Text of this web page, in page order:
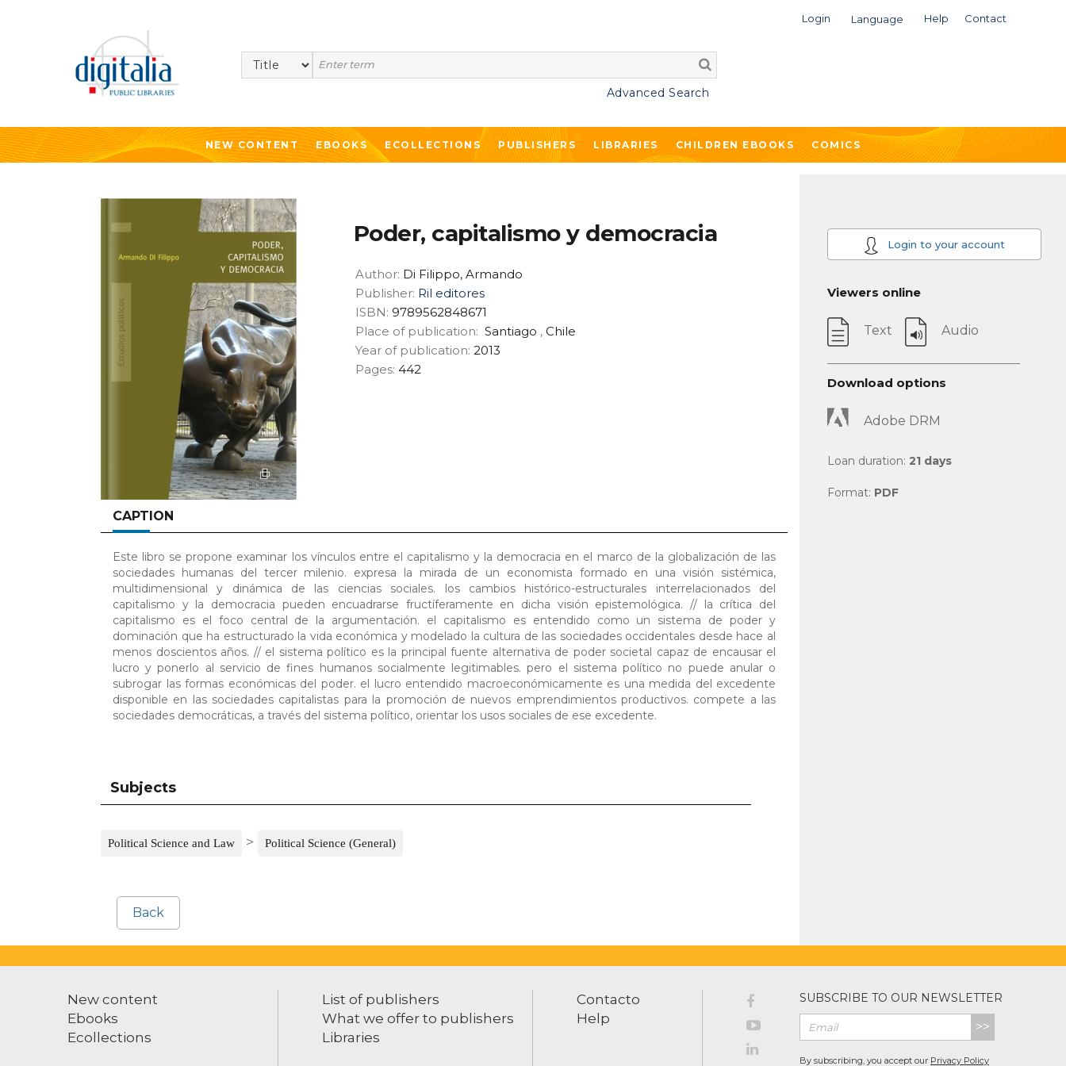
Login Language Help Contact
Search
Advanced Search
NEW CONTENT EBOOKS ECOLLECTIONS PUBLISHERS LIBRARIES CHILDREN EBOOKS COMICS
Poder, capitalismo y democracia
Author: Di Filippo, Armando
Publisher: Ril editores
ISBN: 9789562848671
Place of publication: Santiago , Chile
Year of publication: 2013
Pages: 442
CAPTION
Este libro se propone examinar los vínculos entre el capitalismo y la democracia en el marco de la globalización de las
sociedades humanas del tercer milenio. expresa la mirada de un economista formado en una visión sistémica,
multidimensional y dinámica de las ciencias sociales. los cambios histórico-estructurales interrelacionados del
capitalismo y la democracia pueden encuadrarse fructíferamente en dicha visión epistemológica. // la crítica del
capitalismo es el foco central de la argumentación. el capitalismo es entendido como un sistema de poder y
dominación que ha estructurado la vida económica y modelado la cultura de las sociedades occidentales desde hace al
menos doscientos años. // el sistema político es la principal fuente alternativa de poder societal capaz de encausar el
lucro y ponerlo al servicio de fines humanos socialmente legitimables. pero el sistema político no puede anular o
subrogar las formas económicas del poder. el lucro entendido macroeconómicamente es una medida del excedente
disponible en las sociedades capitalistas para la promoción de nuevos emprendimientos productivos. compete a las
sociedades democráticas, a través del sistema político, orientar los usos sociales de ese excedente.
Subjects
Political Science and Law > Political Science (General)
Back
Login to your account
Viewers online
Text Audio
Download options
Adobe DRM
Loan duration: 21 days
Format: PDF
New content
Ebooks
Ecollections
List of publishers
What we offer to publishers
Libraries
Contacto
Help
SUBSCRIBE TO OUR NEWSLETTER
>>
By subscribing, you accept our Privacy Policy